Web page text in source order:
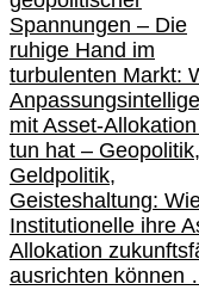
Spannungen – Die
ruhige Hand im
turbulenten Markt:
mit Asset-
tun hat – Geopolitik,
Geldpolitik,
Geisteshaltung:
Institutionelle ihre
Allokation
ausrichten können